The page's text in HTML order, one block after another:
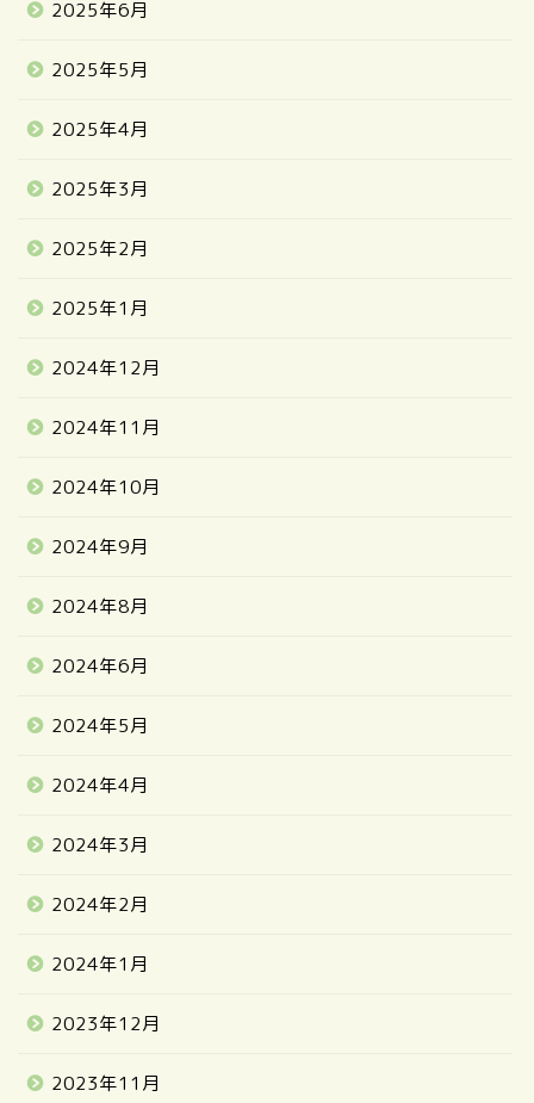
2025年6月
2025年5月
2025年4月
2025年3月
2025年2月
2025年1月
2024年12月
2024年11月
2024年10月
2024年9月
2024年8月
2024年6月
2024年5月
2024年4月
2024年3月
2024年2月
2024年1月
2023年12月
2023年11月